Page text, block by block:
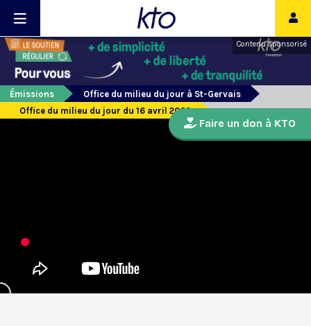
Contenu sponsorisé
Émissions
Office du milieu du jour à St-Gervais
Office du milieu du jour du 16 avril 2020
Faire un don à KTO